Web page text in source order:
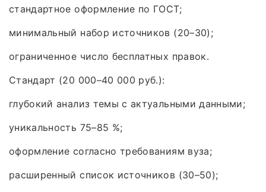
стандартное оформление по ГОСТ;
минимальный набор источников (20–30);
ограниченное число бесплатных правок.
Стандарт (20 000–40 000 руб.):
глубокий анализ темы с актуальными данными;
уникальность 75–85 %;
оформление согласно требованиям вуза;
расширенный список источников (30–50);